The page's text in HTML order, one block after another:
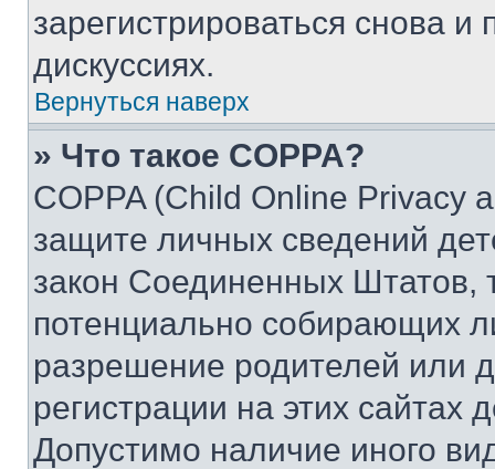
зарегистрироваться снова и
дискуссиях.
Вернуться наверх
» Что такое COPPA?
COPPA (Child Online Privacy
защите личных сведений
закон Соединенных Штатов,
потенциально собирающих
разрешение родителей или
регистрации на этих сайтах
Допустимо наличие иного